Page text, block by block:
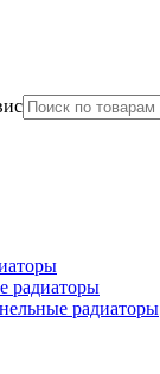
радиаторы
радиаторы